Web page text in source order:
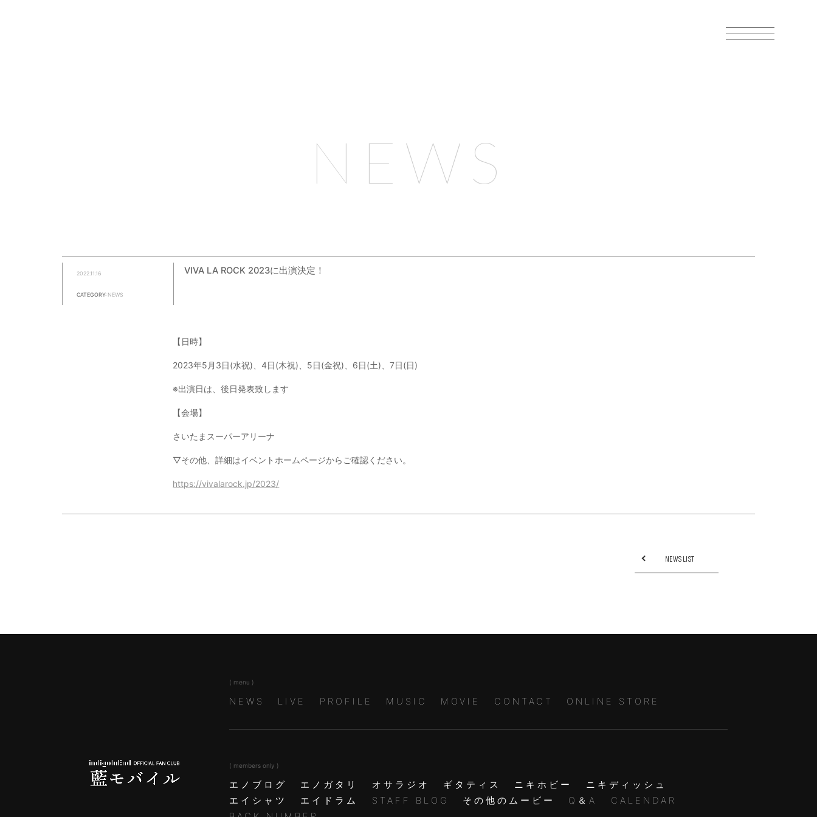
NEWS
2022.11.16
CATEGORY:NEWS
VIVA LA ROCK 2023に出演決定！
【日時】
2023年5月3日(水祝)、4日(木祝)、5日(金祝)、6日(土)、7日(日)
※出演日は、後日発表致します
【会場】
さいたまスーパーアリーナ
▽その他、詳細はイベントホームページからご確認ください。
https://vivalarock.jp/2023/
NEWS LIST
( menu )
NEWS LIVE PROFILE MUSIC MOVIE CONTACT ONLINE STORE
( members only )
エノブログ エノガタリ オサラジオ ギタティス ニキホビー
ニキディッシュ
エイシャツ
エイドラム STAFF BLOG その他のムービー Q＆A
CALENDAR